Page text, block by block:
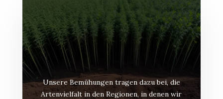
Unsere Bemühungen tragen dazu bei, die
Artenvielfalt in den Regionen, in denen wir